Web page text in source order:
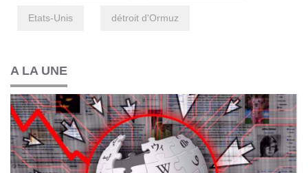
Etats-Unis détroit d'Ormuz
A LA UNE